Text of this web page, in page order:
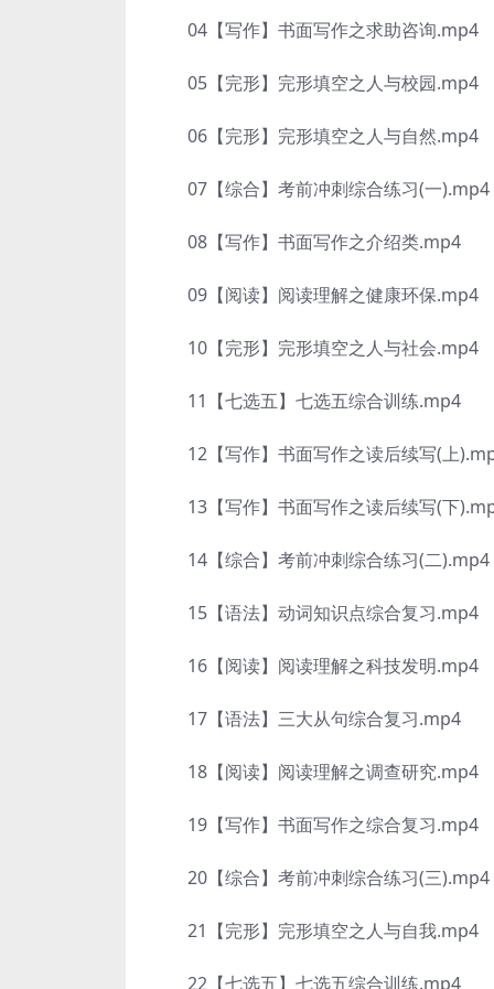
04【写作】书面写作之求助咨询.mp4
05【完形】完形填空之人与校园.mp4
06【完形】完形填空之人与自然.mp4
07【综合】考前冲刺综合练习(一).mp4
08【写作】书面写作之介绍类.mp4
09【阅读】阅读理解之健康环保.mp4
10【完形】完形填空之人与社会.mp4
11【七选五】七选五综合训练.mp4
12【写作】书面写作之读后续写(上
13【写作】书面写作之读后续写(下
14【综合】考前冲刺综合练习(二).mp4
15【语法】动词知识点综合复习.mp4
16【阅读】阅读理解之科技发明.mp4
17【语法】三大从句综合复习.mp4
18【阅读】阅读理解之调查研究.mp4
19【写作】书面写作之综合复习.mp4
20【综合】考前冲刺综合练习(三).mp4
21【完形】完形填空之人与自我.mp4
22【七选五】七选五综合训练.mp4